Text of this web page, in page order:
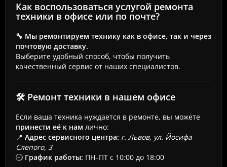
Как воспользоваться услугой ремонта
техники в офисе или по почте?
🔧 Мы ремонтируем технику как в офисе, так и через
почтовую доставку.
Выберите удобный способ, чтобы получить
качественный сервис от наших специалистов.
🛠 Ремонт техники в нашем офисе
Если ваша техника нуждается в ремонте, вы можете
принести её к нам лично:
📍 Адрес сервисного центра: г. Львов, ул. Йосифа
Слепого, 3
🕘 График работы: ПН–ПТ с 10:00 до 18:00